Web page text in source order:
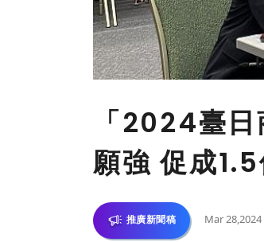
「2024臺
願強 促成
推廣新聞稿 Mar 28,2024